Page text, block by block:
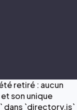
retiré : aucun
son unique
dans `directory.js`